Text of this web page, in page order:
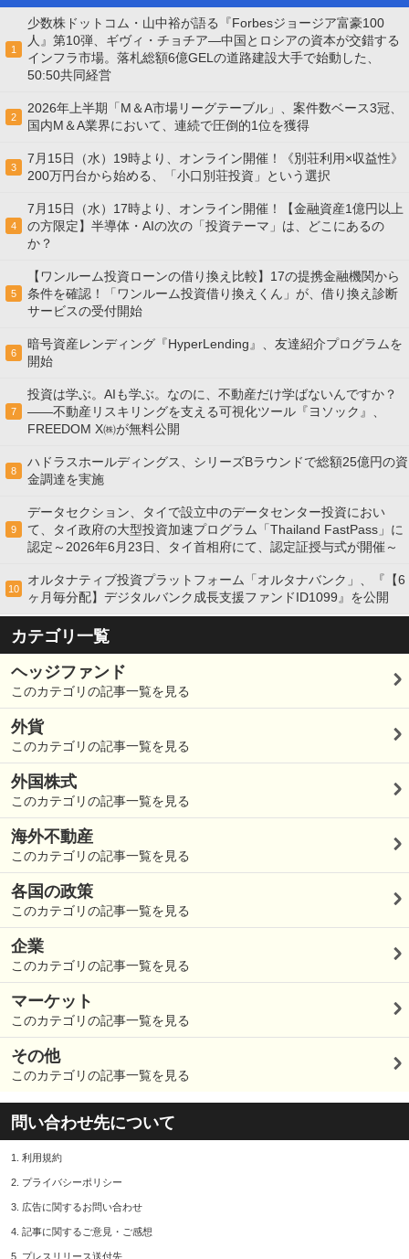
1
少数株ドットコム・山中裕が語る『Forbesジョージア富豪100
人』第10弾、ギヴィ・チョチア―中国とロシアの資本が交錯する
インフラ市場。落札総額6億GELの道路建設大手で始動した、
50:50共同経営
2
2026年上半期「M＆A市場リーグテーブル」、案件数ベース3冠、
国内M＆A業界において、連続で圧倒的1位を獲得
3
7月15日（水）19時より、オンライン開催！《別荘利用×収益性》
200万円台から始める、「小口別荘投資」という選択
4
7月15日（水）17時より、オンライン開催！【金融資産1億円以上
の方限定】半導体・AIの次の「投資テーマ」は、どこにあるの
か？
5
【ワンルーム投資ローンの借り換え比較】17の提携金融機関から
条件を確認！「ワンルーム投資借り換えくん」が、借り換え診断
サービスの受付開始
6
暗号資産レンディング『HyperLending』、友達紹介プログラムを
開始
7
投資は学ぶ。AIも学ぶ。なのに、不動産だけ学ばないんですか？
——不動産リスキリングを支える可視化ツール『ヨソック』、
FREEDOM X㈱が無料公開
8
ハドラスホールディングス、シリーズBラウンドで総額25億円の資
金調達を実施
9
データセクション、タイで設立中のデータセンター投資におい
て、タイ政府の大型投資加速プログラム「Thailand FastPass」に
認定～2026年6月23日、タイ首相府にて、認定証授与式が開催～
10
オルタナティブ投資プラットフォーム「オルタナバンク」、『【6
ヶ月毎分配】デジタルバンク成長支援ファンドID1099』を公開
カテゴリ一覧
ヘッジファンド
このカテゴリの記事一覧を見る
外貨
このカテゴリの記事一覧を見る
外国株式
このカテゴリの記事一覧を見る
海外不動産
このカテゴリの記事一覧を見る
各国の政策
このカテゴリの記事一覧を見る
企業
このカテゴリの記事一覧を見る
マーケット
このカテゴリの記事一覧を見る
その他
このカテゴリの記事一覧を見る
問い合わせ先について
1. 利用規約
2. プライバシーポリシー
3. 広告に関するお問い合わせ
4. 記事に関するご意見・ご感想
5. プレスリリース送付先